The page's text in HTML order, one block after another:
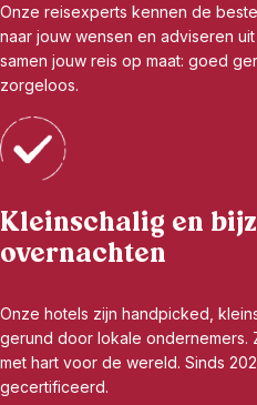
Onze reisexperts kennen de
naar jouw wensen en adviseren
samen jouw reis op maat: goed
zorgeloos.
Kleinschalig en
overnachten
Onze hotels zijn handpicked,
gerund door lokale ondernemers.
met hart voor de wereld. Sinds
gecertificeerd.